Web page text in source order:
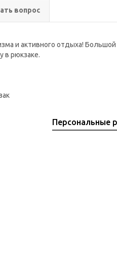
вопрос
и активного отдыха!
в рюкзаке.
Персональные